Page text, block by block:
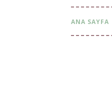
ANA SAYFA